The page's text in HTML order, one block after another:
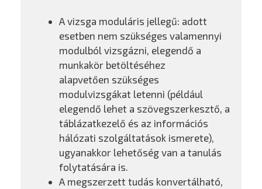
A vizsga moduláris jellegű: adott
esetben nem szükséges valamennyi
modulból vizsgázni, elegendő a
munkakör betöltéséhez
alapvetően szükséges
modulvizsgákat letenni (például
elegendő lehet a szövegszerkesztő, a
táblázatkezelő és az információs
hálózati szolgáltatások ismerete),
ugyanakkor lehetőség van a tanulás
folytatására is.
A megszerzett tudás konvertálható,